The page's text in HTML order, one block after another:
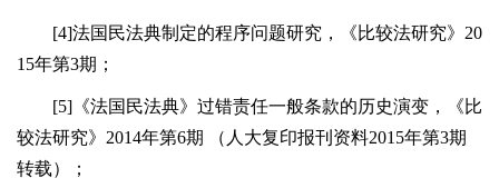
[4]法国民法典制定的程序问题研究，《比较法研究》20
15年第3期；
[5]《法国民法典》过错责任一般条款的历史演变，《比
较法研究》2014年第6期 （人大复印报刊资料2015年第3期
转载）；